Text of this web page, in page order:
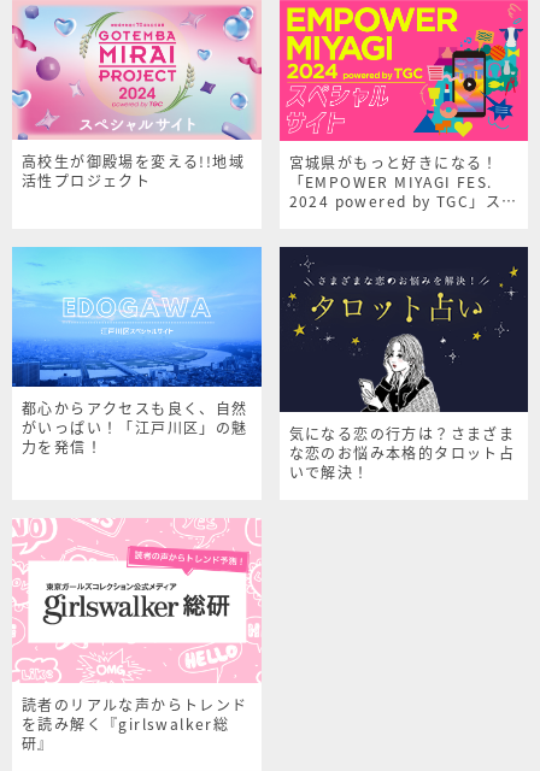
高校生が御殿場を変える!!地域
活性プロジェクト
宮城県がもっと好きになる！
「EMPOWER MIYAGI FES.
2024 powered by TGC」スペ
都心からアクセスも良く、自然
がいっぱい！「江戸川区」の魅
力を発信！
気になる恋の行方は？さまざま
な恋のお悩み本格的タロット占
いで解決！
読者のリアルな声からトレンド
を読み解く『girlswalker総
研』